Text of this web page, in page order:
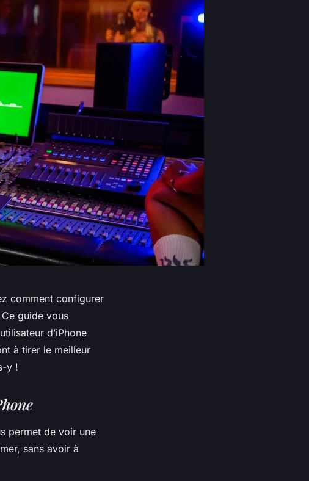
comment configurer
guide vous
d’iPhone
à tirer le meilleur
y !
permet de voir une
sans avoir à